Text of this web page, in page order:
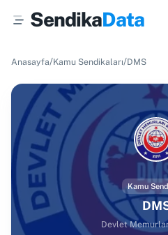
SendikaData
Anasayfa/Kamu Sendikaları/DMS
Kamu
Devlet